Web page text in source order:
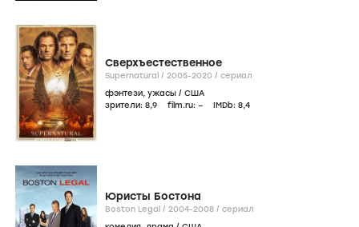
Сверхъестественное
Supernatural / 2005-2020 / сериал
фэнтези, ужасы / США
зрители: 8,9 film.ru: – IMDb: 8,4
Юристы Бостона
Boston Legal / 2004-2008 / сериал